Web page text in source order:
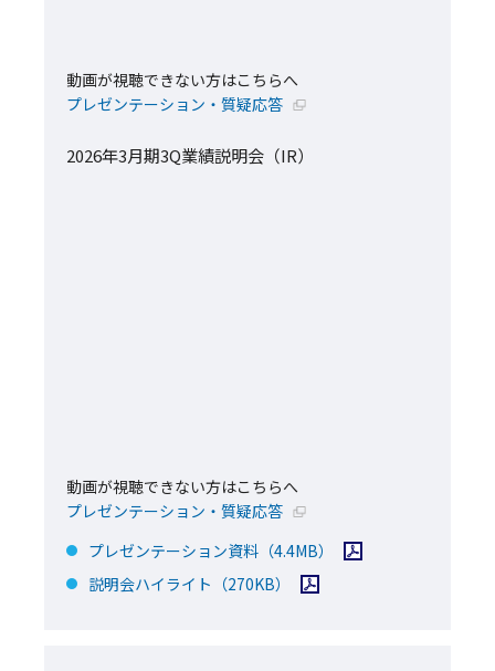
動画が視聴できない方はこちらへ
プレゼンテーション・質疑応答新規ウィンドウで開く
2026年3月期3Q業績説明会（IR）
動画が視聴できない方はこちらへ
プレゼンテーション・質疑応答新規ウィンドウで開く
プレゼンテーション資料 （4.4MB）
PDFファイルを開く
説明会ハイライト （270KB） PDFファイルを開く